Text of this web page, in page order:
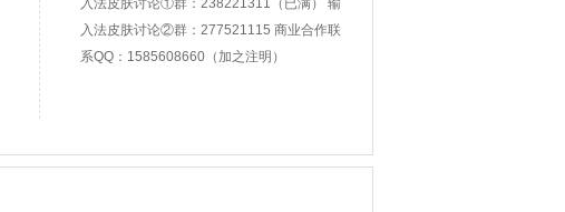
入法皮肤讨论①群：238221311（已满） 输
入法皮肤讨论②群：277521115 商业合作联
系QQ：1585608660（加之注明）